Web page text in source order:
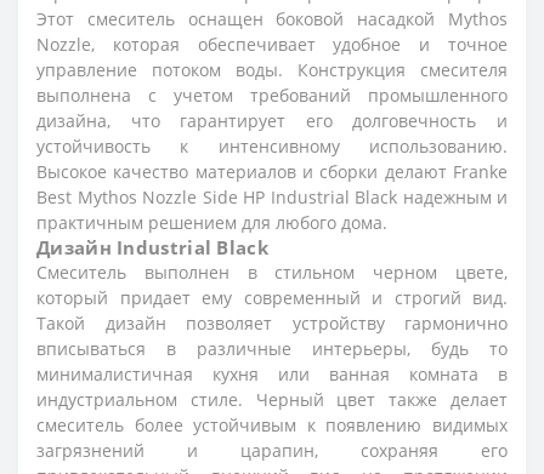
Этот смеситель оснащен боковой насадкой Mythos
Nozzle, которая обеспечивает удобное и точное
управление потоком воды. Конструкция смесителя
выполнена с учетом требований промышленного
дизайна, что гарантирует его долговечность и
устойчивость к интенсивному использованию.
Высокое качество материалов и сборки делают Franke
Best Mythos Nozzle Side HP Industrial Black надежным и
практичным решением для любого дома.
Дизайн Industrial Black
Смеситель выполнен в стильном черном цвете,
который придает ему современный и строгий вид.
Такой дизайн позволяет устройству гармонично
вписываться в различные интерьеры, будь то
минималистичная кухня или ванная комната в
индустриальном стиле. Черный цвет также делает
смеситель более устойчивым к появлению видимых
загрязнений и царапин, сохраняя его